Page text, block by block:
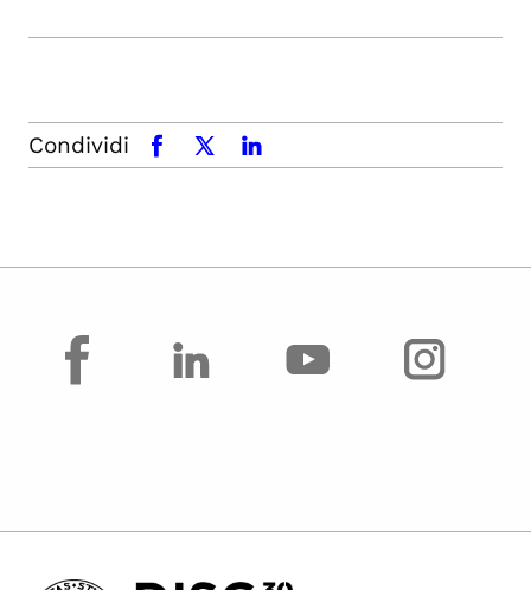
Condividi facebookx.comlinkedin
facebook